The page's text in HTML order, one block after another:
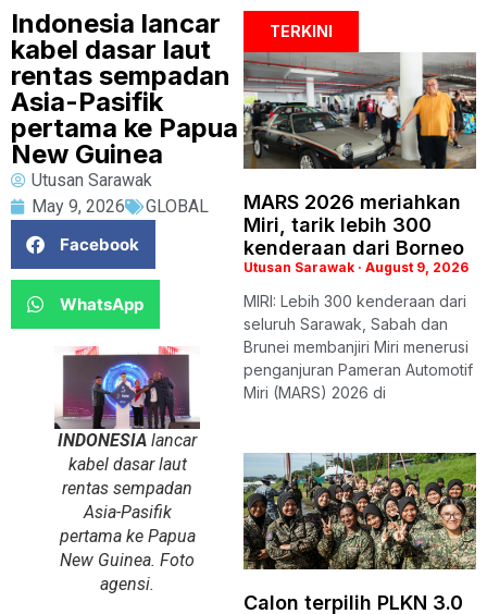
Indonesia lancar
kabel dasar laut
rentas sempadan
Asia-Pasifik
pertama ke Papua
New Guinea
Utusan Sarawak
May 9, 2026
GLOBAL
Facebook
WhatsApp
INDONESIA lancar
kabel dasar laut
rentas sempadan
Asia-Pasifik
pertama ke Papua
New Guinea. Foto
agensi.
TERKINI
MARS 2026 meriahkan
Miri, tarik lebih 300
kenderaan dari Borneo
Utusan Sarawak August 9, 2026
MIRI: Lebih 300 kenderaan dari
seluruh Sarawak, Sabah dan
Brunei membanjiri Miri menerusi
penganjuran Pameran Automotif
Miri (MARS) 2026 di
Calon terpilih PLKN 3.0